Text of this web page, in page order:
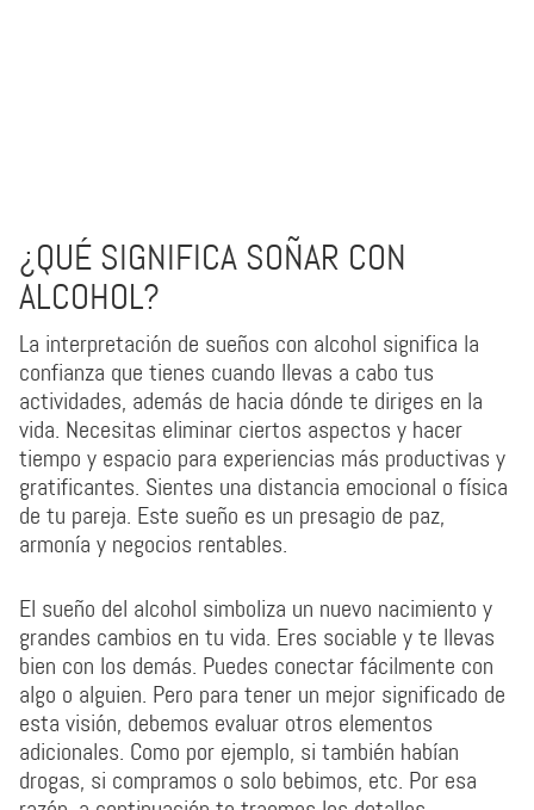
¿QUÉ SIGNIFICA SOÑAR CON
ALCOHOL?
La interpretación de sueños con alcohol significa la
confianza que tienes cuando llevas a cabo tus
actividades, además de hacia dónde te diriges en la
vida. Necesitas eliminar ciertos aspectos y hacer
tiempo y espacio para experiencias más productivas y
gratificantes. Sientes una distancia emocional o física
de tu pareja. Este sueño es un presagio de paz,
armonía y negocios rentables.
El sueño del alcohol simboliza un nuevo nacimiento y
grandes cambios en tu vida. Eres sociable y te llevas
bien con los demás. Puedes conectar fácilmente con
algo o alguien. Pero para tener un mejor significado de
esta visión, debemos evaluar otros elementos
adicionales. Como por ejemplo, si también habían
drogas, si compramos o solo bebimos, etc. Por esa